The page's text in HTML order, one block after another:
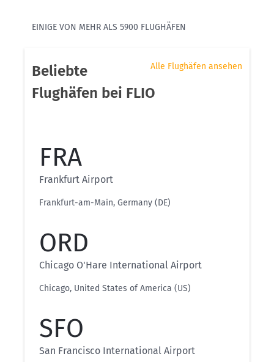
EINIGE VON MEHR ALS 5900 FLUGHÄFEN
Alle Flughäfen ansehen
Beliebte
Flughäfen bei FLIO
FRA
Frankfurt Airport
Frankfurt-am-Main, Germany (DE)
ORD
Chicago O'Hare International Airport
Chicago, United States of America (US)
SFO
San Francisco International Airport